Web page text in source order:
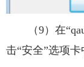
（9）在
击“安全”选项